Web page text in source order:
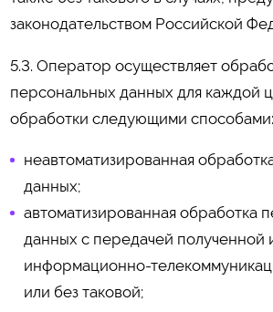
законодательством Российской
5.3. Оператор осуществляет
персональных данных для каждой
обработки следующими способами:
неавтоматизированная
данных;
автоматизированная обработка
данных с передачей
информационно-
или без таковой;